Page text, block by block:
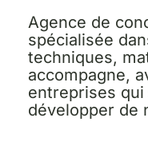
Agence de
spécialisée
techniques,
accompagne,
entreprises
développer de